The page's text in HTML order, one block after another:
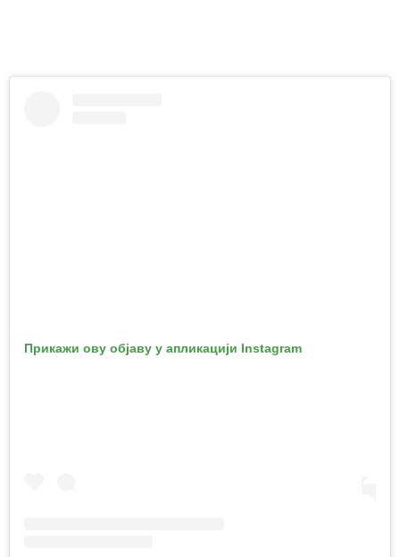
Прикажи ову објаву у апликацији Instagram